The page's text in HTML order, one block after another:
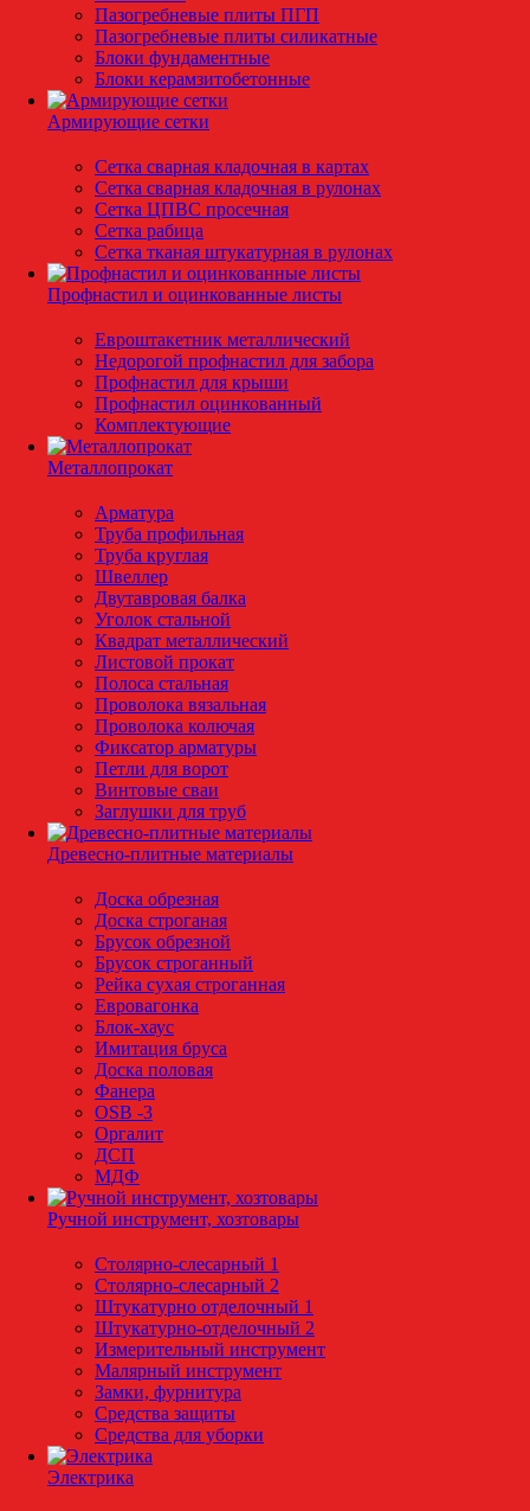
Пазогребневые плиты ПГП
Пазогребневые плиты силикатные
Блоки фундаментные
Блоки керамзитобетонные
Армирующие сетки
Сетка сварная кладочная в картах
Сетка сварная кладочная в рулонах
Сетка ЦПВС просечная
Сетка рабица
Сетка тканая штукатурная в рулонах
Профнастил и оцинкованные листы
Евроштакетник металлический
Недорогой профнастил для забора
Профнастил для крыши
Профнастил оцинкованный
Комплектующие
Металлопрокат
Арматура
Труба профильная
Труба круглая
Швеллер
Двутавровая балка
Уголок стальной
Квадрат металлический
Листовой прокат
Полоса стальная
Проволока вязальная
Проволока колючая
Фиксатор арматуры
Петли для ворот
Винтовые сваи
Заглушки для труб
Древесно-плитные материалы
Доска обрезная
Доска строганая
Брусок обрезной
Брусок строганный
Рейка сухая строганная
Евровагонка
Блок-хаус
Имитация бруса
Доска половая
Фанера
OSB -3
Оргалит
ДСП
МДФ
Ручной инструмент, хозтовары
Столярно-слесарный 1
Столярно-слесарный 2
Штукатурно отделочный 1
Штукатурно-отделочный 2
Измерительный инструмент
Малярный инструмент
Замки, фурнитура
Средства защиты
Средства для уборки
Электрика